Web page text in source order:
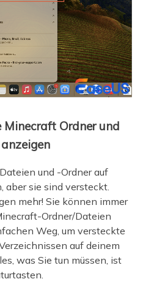
Minecraft Ordner und
und -Ordner auf
aber sie sind versteckt.
mehr! Sie können immer
Ordner/Dateien
Weg, um versteckte
auf deinem
was Sie tun müssen, ist